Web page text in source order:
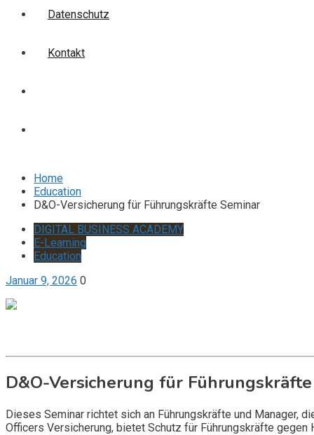
Datenschutz
Kontakt
Home
Education
D&O-Versicherung für Führungskräfte Seminar
DIGITAL BUSINESS ACADEMY
E-Learning
Education
Januar 9, 2026 0
D&O-Versicherung für
Dieses Seminar richtet sich an Führungskräfte und Manager,
Officers Versicherung, bietet Schutz für Führungskräfte